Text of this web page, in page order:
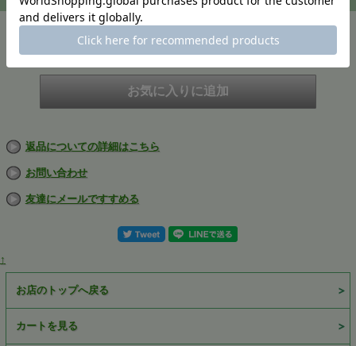
在庫 在庫切れ
返品についての詳細はこちら
お問い合わせ
友達にメールですすめる
↑
お店のトップへ戻る
カートを見る